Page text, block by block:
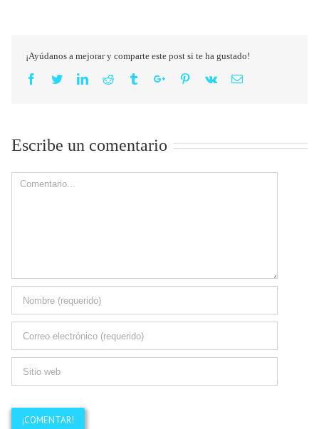
¡Ayúdanos a mejorar y comparte este post si te ha gustado!
Facebook
TwitterLinkedinReddit TumblrGoogle+Pinterest
Vk Email
Escribe un comentario
Comment